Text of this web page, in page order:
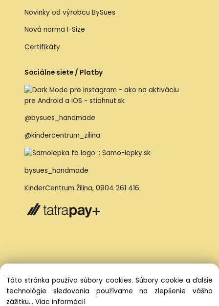
Novinky od výrobcu BySues
Nová norma I-Size
Certifikáty
Sociálne siete / Platby
@bysues_handmade
@kindercentrum_zilina
bysues_handmade
KinderCentrum Žilina, 0904 261 416
Táto stránka používa súbory cookies. Súbory cookie a ďalšie
technológie sledovania používame na zlepšenie vášho
zážitku... Viac informácií